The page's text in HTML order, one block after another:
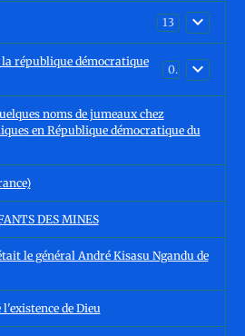
13
la république démocratique
0
noms de jumeaux chez
en République démocratique du
DES MINES
le général André Kisasu Ngandu de
de Dieu